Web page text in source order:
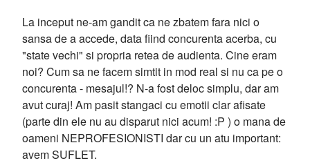
La inceput ne-am gandit ca ne zbatem fara nici o
sansa de a accede, data fiind concurenta acerba, cu
"state vechi" si propria retea de audienta. Cine eram
noi? Cum sa ne facem simtit in mod real si nu ca pe o
concurenta - mesajul!? N-a fost deloc simplu, dar am
avut curaj! Am pasit stangaci cu emotii clar afisate
(parte din ele nu au disparut nici acum! :P ) o mana de
oameni NEPROFESIONISTI dar cu un atu important:
avem SUFLET.